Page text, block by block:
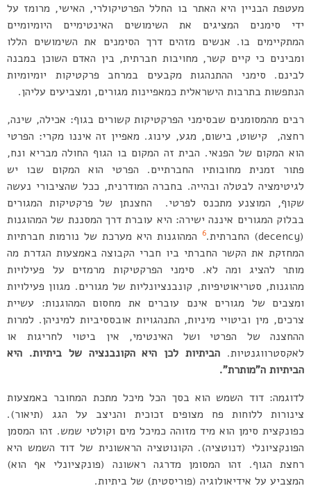
מעטפת הבניין היא האתר בו החלל הפרטיקולרי, האישי, מרומז על
ידי סימנים המציגים את השימושים האינטימיים היומיומיים
המתקיימים בו. אנשים מזהים דרך הסימנים את השימושים הללו
ומבינים כי קיים קשר, מחויבות חברתית, בין האדם השוכן במבנה
לבינם. סימני ההתנהגות מקבעים במרחב פרקטיקות יומיומיות
הנתפשות בתרבות הישראלית כמאפיינות מגורים, ומצביעים עליהן.
רבים מהמסומנים שבסימני הפרקטיקות קשורים בגוף: אכילה, שינה,
רחצה, קישוט, בישום, מגע, עינוג. מאפיין זה איננו מקרי: הפרטי
הוא המקום של הפנאי. הבית זה המקום בו הגוף החולה מבריא ונח,
פתור זמנית מחובותיו החברתיים. הפרטי הוא המקום שבו יש
לגיטימציה לבטלה ובהייה. בחברה המודרנית, ככל שהציבורי נעשה
שקוף, המוצנע מתכנס לפרטי. החצנתן של פרקטיקות המגורים
בבלוק המגורים איננה ישירה: היא עוברת דרך המסננת של המהוגנות
(decency) החברתית.
6 המהוגנות היא מערכת של נורמות חברתיות
המחזקת את הקשר החברתי ביו חברי הקבוצה באמצעות הגדרת מה
מותר להציג ומה לא. סימני הפרקטיקות מרמזים על פעילויות
מהוגנות, סטריאוטיפיות, קונבנציונליות של מגורים. מגוון פעילויות
ומצבים של מגורים אינם עוברים את מחסום המהוגנות: עשיית
צרכים, מין וביטויי מיניות, התנהגויות אובססיביות למיניהן. למרות
ההחצנה של הפרטי ושל האינטימי, אין ביטוי לחריגות או
לאקסטרווגנטיות. הביתיות לכן היא הקונבנציה של ביתיות. היא
הביתיות ה”מותרת”.
לדוגמה: דוד השמש הוא בסך הכל מיכל מתכת המחובר באמצעות
צינורות ללוחות פח מצופים זכוכית והניצב על הגג (תיאור).
כפונקצית סימן הוא מיד מזוהה כמיכל מים וקולטי שמש. זהו המסמן
הפונקציונלי (דנוטציה). הקונוטציה הראשונית של דוד השמש היא
רחצת הגוף. זהו המסומן מדרגה ראשונה (פונקציונלי אף הוא)
המצביע על אידיאולוגיה (פוריסטית) של ביתיות.